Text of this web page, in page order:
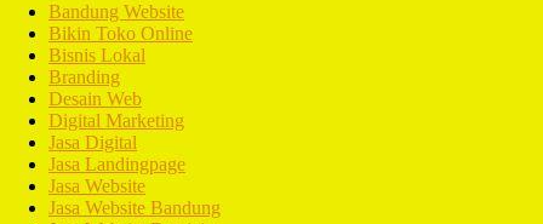
Bandung Website
Bikin Toko Online
Bisnis Lokal
Branding
Desain Web
Digital Marketing
Jasa Digital
Jasa Landingpage
Jasa Website
Jasa Website Bandung